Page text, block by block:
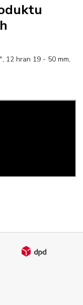
12 hran 19 - 50 mm,